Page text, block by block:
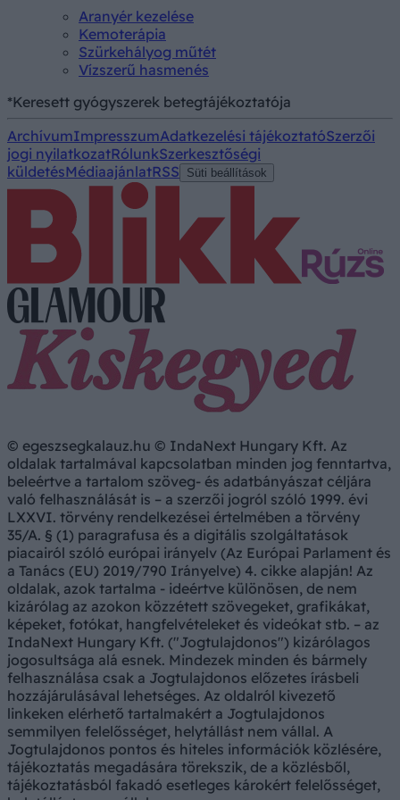
Aranyér kezelése
Kemoterápia
Szürkehályog műtét
Vízszerű hasmenés
*Keresett gyógyszerek betegtájékoztatója
ArchívumImpresszumAdatkezelési tájékoztatóSzerzői
jogi nyilatkozatRólunkSzerkesztőségi
küldetésMédiaajánlatRSS Süti beállítások
© egeszsegkalauz.hu © IndaNext Hungary Kft. Az
oldalak tartalmával kapcsolatban minden jog fenntartva,
beleértve a tartalom szöveg- és adatbányászat céljára
való felhasználását is – a szerzői jogról szóló 1999. évi
LXXVI. törvény rendelkezései értelmében a törvény
35/A. § (1) paragrafusa és a digitális szolgáltatások
piacairól szóló európai irányelv (Az Európai Parlament és
a Tanács (EU) 2019/790 Irányelve) 4. cikke alapján! Az
oldalak, azok tartalma - ideértve különösen, de nem
kizárólag az azokon közzétett szövegeket, grafikákat,
képeket, fotókat, hangfelvételeket és videókat stb. – az
IndaNext Hungary Kft. ("Jogtulajdonos") kizárólagos
jogosultsága alá esnek. Mindezek minden és bármely
felhasználása csak a Jogtulajdonos előzetes írásbeli
hozzájárulásával lehetséges. Az oldalról kivezető
linkeken elérhető tartalmakért a Jogtulajdonos
semmilyen felelősséget, helytállást nem vállal. A
Jogtulajdonos pontos és hiteles információk közlésére,
tájékoztatás megadására törekszik, de a közlésből,
tájékoztatásból fakadó esetleges károkért felelősséget,